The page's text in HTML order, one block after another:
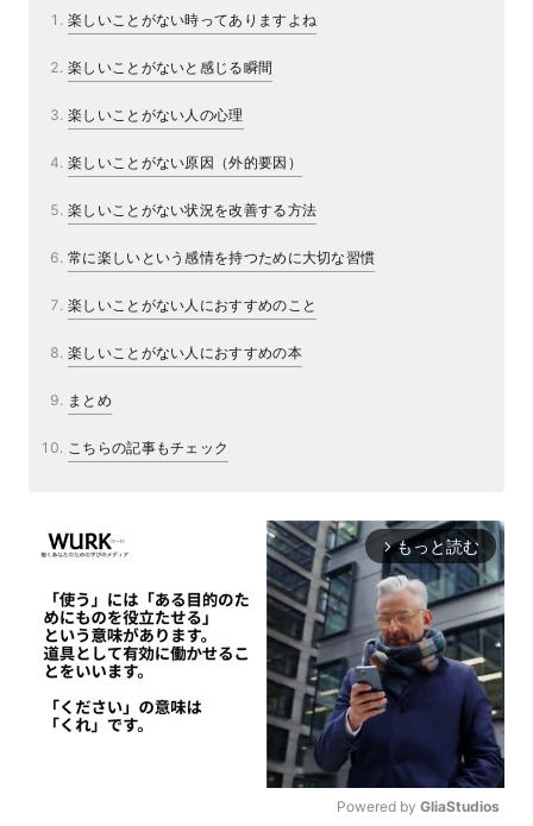
楽しいことがない時ってありますよね
楽しいことがないと感じる瞬間
楽しいことがない人の心理
楽しいことがない原因（外的要因）
楽しいことがない状況を改善する方法
常に楽しいという感情を持つために大切な習慣
楽しいことがない人におすすめのこと
楽しいことがない人におすすめの本
まとめ
こちらの記事もチェック
arrow_forward_ios もっと読む
Powered by GliaStudios